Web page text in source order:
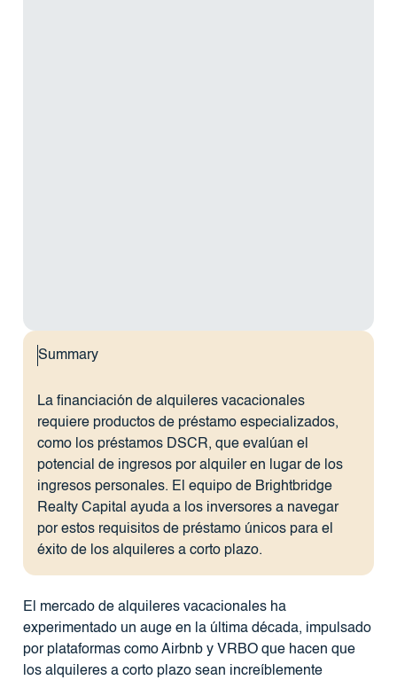
Summary
La financiación de alquileres vacacionales
requiere productos de préstamo especializados,
como los préstamos DSCR, que evalúan el
potencial de ingresos por alquiler en lugar de los
ingresos personales. El equipo de Brightbridge
Realty Capital ayuda a los inversores a navegar
por estos requisitos de préstamo únicos para el
éxito de los alquileres a corto plazo.
El mercado de alquileres vacacionales ha
experimentado un auge en la última década, impulsado
por plataformas como Airbnb y VRBO que hacen que
los alquileres a corto plazo sean increíblemente